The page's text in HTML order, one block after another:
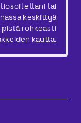
tai
keskittyä
pistä rohkeasti
kautta.